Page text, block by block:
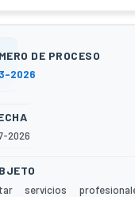
2026
2026
servicios